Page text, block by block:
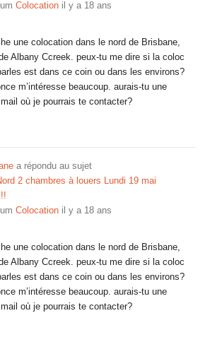
Colocation il y a 18 ans
une colocation dans le nord de Brisbane,
Albany Ccreek. peux-tu me dire si la coloc
est dans ce coin ou dans les environs?
m’intéresse beaucoup. aurais-tu une
où je pourrais te contacter?
a répondu au sujet
2 chambres à louers Lundi 19 mai
Colocation il y a 18 ans
une colocation dans le nord de Brisbane,
Albany Ccreek. peux-tu me dire si la coloc
est dans ce coin ou dans les environs?
m’intéresse beaucoup. aurais-tu une
où je pourrais te contacter?